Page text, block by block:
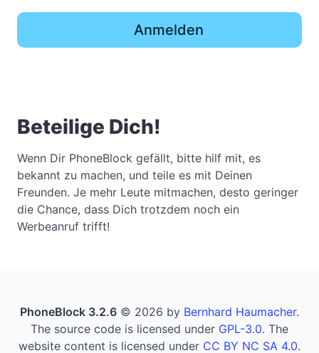
Anmelden
Beteilige Dich!
Wenn Dir PhoneBlock gefällt, bitte hilf mit, es
bekannt zu machen, und teile es mit Deinen
Freunden. Je mehr Leute mitmachen, desto geringer
die Chance, dass Dich trotzdem noch ein
Werbeanruf trifft!
PhoneBlock 3.2.6 © 2026 by Bernhard Haumacher.
The source code is licensed under GPL-3.0. The
website content is licensed under CC BY NC SA 4.0.